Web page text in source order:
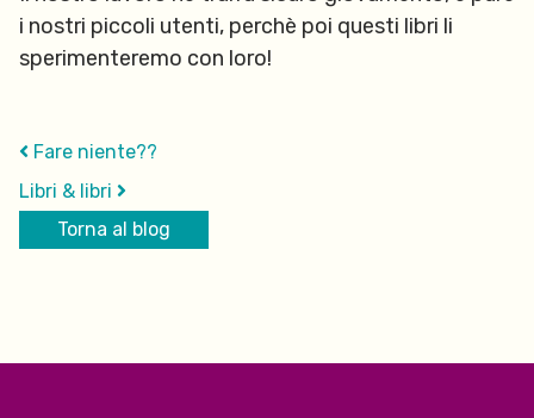
i nostri piccoli utenti, perchè poi questi libri li
sperimenteremo con loro!
Fare niente??
Torna al blog
Libri & libri